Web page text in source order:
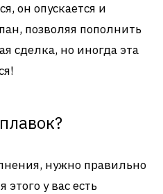
он опускается и
позволяя пополнить
сделка, но иногда эта
нужно правильно
у вас есть